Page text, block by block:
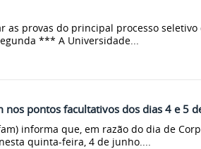
as provas do principal processo
*** A Universidade...
nos pontos facultativos dos dias 4 e 5
informa que, em razão do dia de
quinta-feira, 4 de junho....